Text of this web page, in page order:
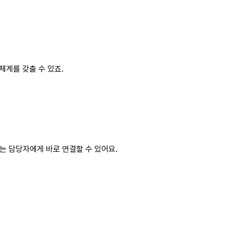
계를 갖출 수 있죠.
담당자에게 바로 연결할 수 있어요.